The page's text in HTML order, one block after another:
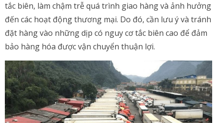
tắc biên, làm chậm trễ quá trình giao hàng và ảnh hưởng
đến các hoạt động thương mại. Do đó, cần lưu ý và tránh
đặt hàng vào những dịp có nguy cơ tắc biên cao để đảm
bảo hàng hóa được vận chuyển thuận lợi.